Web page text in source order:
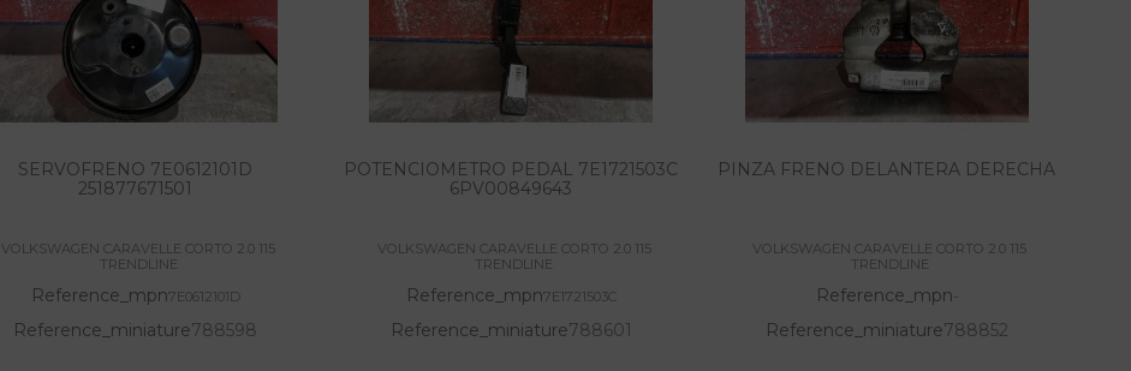
SERVOFRENO 7E0612101D
251877671501
VOLKSWAGEN CARAVELLE CORTO 2.0 115
TRENDLINE
Reference_mpn7E0612101D
Reference_miniature788598
POTENCIOMETRO PEDAL 7E1721503C
6PV00849643
VOLKSWAGEN CARAVELLE CORTO 2.0 115
TRENDLINE
Reference_mpn7E1721503C
Reference_miniature788601
PINZA FRENO DELANTERA DERECHA
VOLKSWAGEN CARAVELLE CORTO 2.0 115
TRENDLINE
Reference_mpn-
Reference_miniature788852